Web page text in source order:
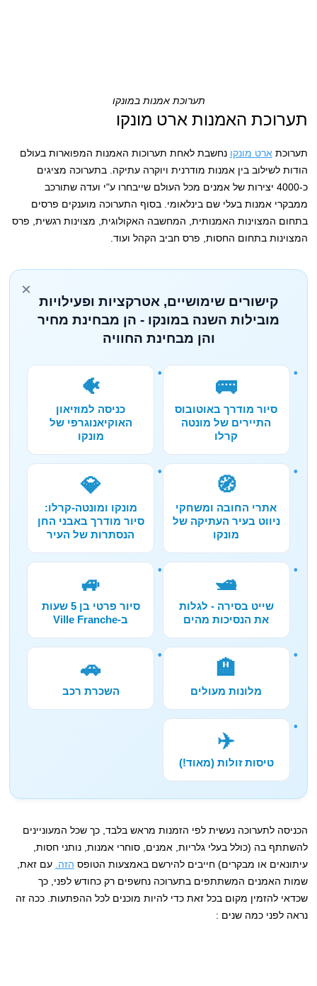
תערוכת אמנות במונקו
תערוכת האמנות ארט מונקו
תערוכת ארט מונקו נחשבת לאחת תערוכות האמנות המפוארות בעולם
הודות לשילוב בין אמנות מודרנית ויוקרה עתיקה. בתערוכה מציגים
כ-4000 יצירות של אמנים מכל העולם שייבחרו ע"י ועדה שתורכב
ממבקרי אמנות בעלי שם בינלאומי. בסוף התערוכה מוענקים פרסים
בתחום המצוינות האמנותית, המחשבה האקולוגית, מצוינות רגשית, פרס
המצוינות בתחום החסות, פרס חביב הקהל ועוד.
×
קישורים שימושיים, אטרקציות ופעילויות
מובילות השנה במונקו - הן מבחינת מחיר
והן מבחינת החוויה
🚌
סיור מודרך באוטובוס
התיירים של מונטה
קרלו
🐠
כניסה למוזיאון
האוקיאנוגרפי של
מונקו
🧭
אתרי החובה ומשחקי
ניווט בעיר העתיקה של
מונקו
💎
מונקו ומונטה-קרלו:
סיור מודרך באבני החן
הנסתרות של העיר
🛥️
שייט בסירה - לגלות
את הנסיכות מהים
🚙
סיור פרטי בן 5 שעות
ב-Ville Franche
🏨
מלונות מעולים
🚗
השכרת רכב
✈️
טיסות זולות (מאוד!)
הכניסה לתערוכה נעשית לפי הזמנות מראש בלבד, כך שכל המעוניינים
להשתתף בה (כולל בעלי גלריות, אמנים, סוחרי אמנות, נותני חסות,
עיתונאים או מבקרים) חייבים להירשם באמצעות הטופס הזה. עם זאת,
שמות האמנים המשתתפים בתערוכה נחשפים רק כחודש לפני, כך
שכדאי להזמין מקום בכל זאת כדי להיות מוכנים לכל ההפתעות. ככה זה
נראה לפני כמה שנים :